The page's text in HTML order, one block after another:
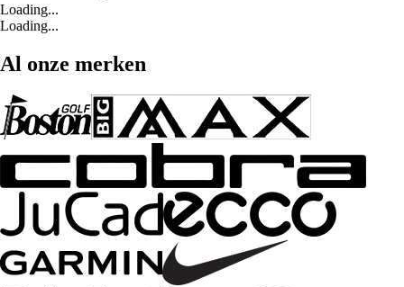
Loading...
Loading...
Al onze merken